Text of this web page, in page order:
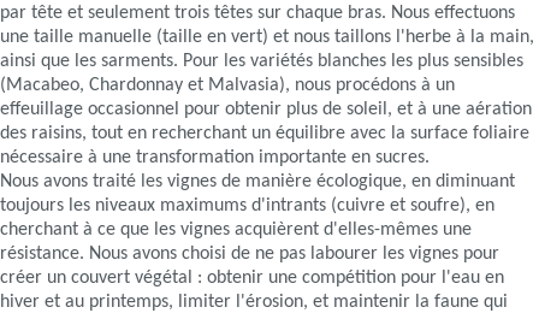
par tête et seulement trois têtes sur chaque bras. Nous effectuons
une taille manuelle (taille en vert) et nous taillons l'herbe à la main,
ainsi que les sarments. Pour les variétés blanches les plus sensibles
(Macabeo, Chardonnay et Malvasia), nous procédons à un
effeuillage occasionnel pour obtenir plus de soleil, et à une aération
des raisins, tout en recherchant un équilibre avec la surface foliaire
nécessaire à une transformation importante en sucres.
Nous avons traité les vignes de manière écologique, en diminuant
toujours les niveaux maximums d'intrants (cuivre et soufre), en
cherchant à ce que les vignes acquièrent d'elles-mêmes une
résistance. Nous avons choisi de ne pas labourer les vignes pour
créer un couvert végétal : obtenir une compétition pour l'eau en
hiver et au printemps, limiter l'érosion, et maintenir la faune qui